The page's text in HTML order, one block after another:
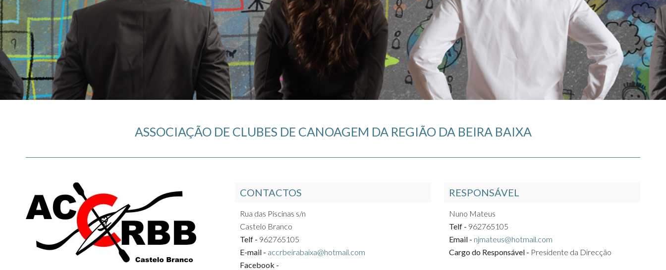
ASSOCIAÇÃO DE CLUBES DE CANOAGEM DA REGIÃO DA BEIRA BAIXA
CONTACTOS
Rua das Piscinas s/n
Castelo Branco
Telf - 962765105
E-mail - accrbeirabaixa@hotmail.com
Facebook -
RESPONSÁVEL
Nuno Mateus
Telf - 962765105
Email - njmateus@hotmail.com
Cargo do Responsável - Presidente da Direcção